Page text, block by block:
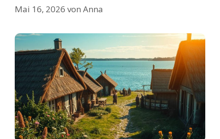
Mai 16, 2026 von Anna